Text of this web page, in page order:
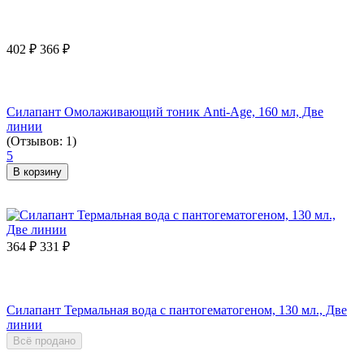
402 ₽ 366 ₽
Силапант Омолаживающий тоник Anti-Age, 160 мл, Две
линии
(Отзывов: 1)
5
В корзину
364 ₽ 331 ₽
Силапант Термальная вода с пантогематогеном, 130 мл., Две
линии
Всё продано